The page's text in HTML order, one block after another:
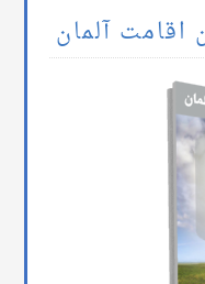
اقامت آلمان